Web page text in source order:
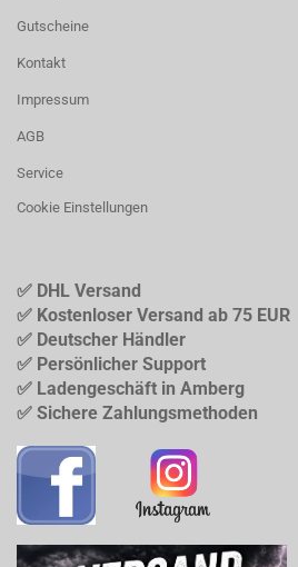
Gutscheine
Kontakt
Impressum
AGB
Service
Cookie Einstellungen
✅ DHL Versand
✅ Kostenloser Versand ab 75 EUR
✅ Deutscher Händler
✅ Persönlicher Support
✅ Ladengeschäft in Amberg
✅ Sichere Zahlungsmethoden